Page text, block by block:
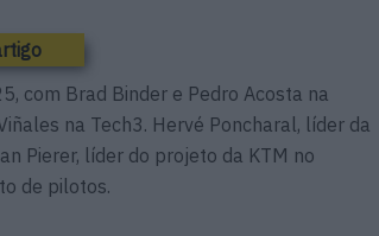
com Brad Binder e Pedro Acosta na
na Tech3. Hervé Poncharal, líder da
Pierer, líder do projeto da KTM no
de pilotos.